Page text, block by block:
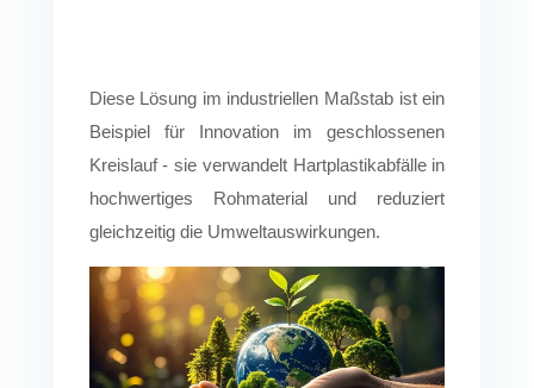
Pelletierung/Verpackung.
Förderer
Automatisierter
Materialtransport
(Band-/
Diese Lösung im industriellen Maßstab ist ein
Beispiel für Innovation im geschlossenen
Kreislauf - sie verwandelt Hartplastikabfälle in
hochwertiges Rohmaterial und reduziert
gleichzeitig die Umweltauswirkungen.